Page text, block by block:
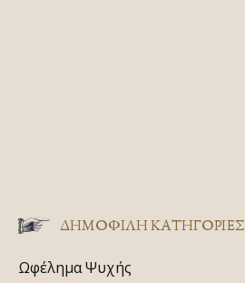
ΔΗΜΟΦΙΛΗ ΚΑΤΗΓΟΡΙΕΣ
Ωφέλημα Ψυχής